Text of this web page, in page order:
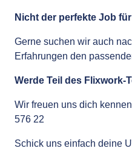
Nicht der perfekte Job
Gerne suchen wir auch
Erfahrungen den
Werde Teil des Flixwork-
Wir freuen uns dich
576 22
Schick uns einfach deine